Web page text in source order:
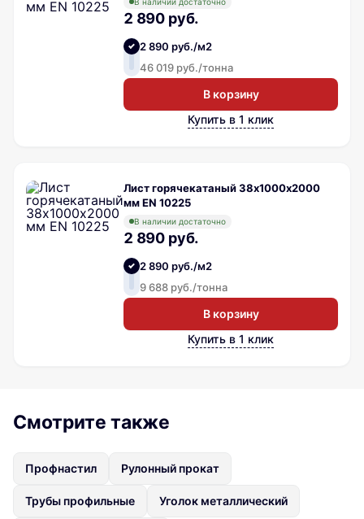
2 890 руб.
2 890 руб./м2
46 019 руб./тонна
В корзину
Купить в 1 клик
Лист горячекатаный 38х1000х2000
мм EN 10225
В наличии достаточно
2 890 руб.
2 890 руб./м2
9 688 руб./тонна
В корзину
Купить в 1 клик
Смотрите также
Профнастил Рулонный прокат
Трубы профильные Уголок металлический